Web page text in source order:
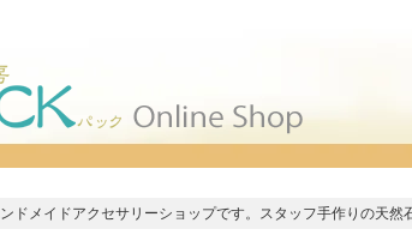
ドメイドアクセサリーショップです。スタッフ手作りの天然